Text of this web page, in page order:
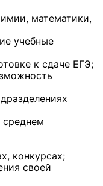
математики,
учебные
к сдаче ЕГЭ;
конкурсах;
своей